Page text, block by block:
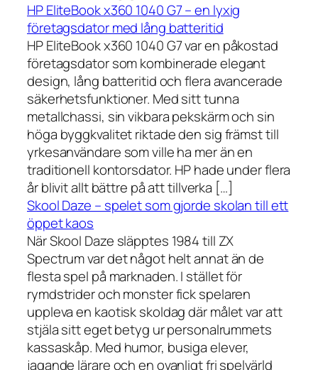
HP EliteBook x360 1040 G7 – en lyxig
företagsdator med lång batteritid
HP EliteBook x360 1040 G7 var en påkostad
företagsdator som kombinerade elegant
design, lång batteritid och flera avancerade
säkerhetsfunktioner. Med sitt tunna
metallchassi, sin vikbara pekskärm och sin
höga byggkvalitet riktade den sig främst till
yrkesanvändare som ville ha mer än en
traditionell kontorsdator. HP hade under flera
år blivit allt bättre på att tillverka […]
Skool Daze – spelet som gjorde skolan till ett
öppet kaos
När Skool Daze släpptes 1984 till ZX
Spectrum var det något helt annat än de
flesta spel på marknaden. I stället för
rymdstrider och monster fick spelaren
uppleva en kaotisk skoldag där målet var att
stjäla sitt eget betyg ur personalrummets
kassaskåp. Med humor, busiga elever,
jagande lärare och en ovanligt fri spelvärld